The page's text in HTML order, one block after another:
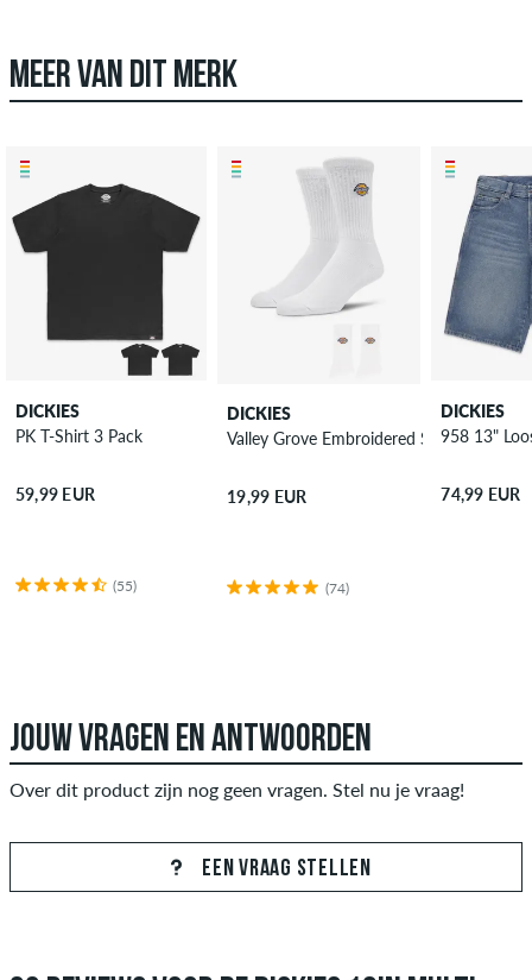
MEER VAN DIT MERK
DICKIES
PK T-Shirt 3 Pack
59,99 EUR
(55)
DICKIES
Valley Grove Embroidered Sokken 3 Pack
19,99 EUR
(74)
DICKIES
958 13"
74,99 EUR
JOUW VRAGEN EN ANTWOORDEN
Over dit product zijn nog geen vragen. Stel nu je vraag!
EEN VRAAG STELLEN